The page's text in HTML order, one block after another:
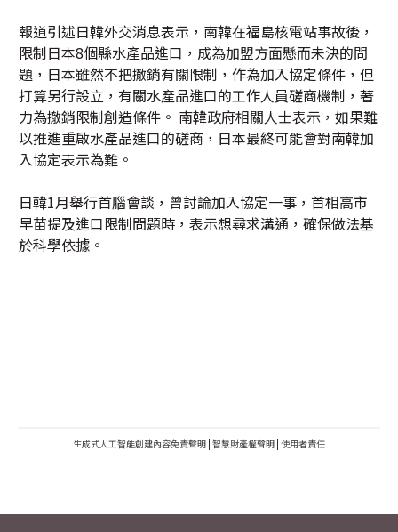
報道引述日韓外交消息表示，南韓在福島核電站事故後，
限制日本8個縣水產品進口，成為加盟方面懸而未決的問
題，日本雖然不把撤銷有關限制，作為加入協定條件，但
打算另行設立，有關水產品進口的工作人員磋商機制，著
力為撤銷限制創造條件。 南韓政府相關人士表示，如果難
以推進重啟水產品進口的磋商，日本最終可能會對南韓加
入協定表示為難。
日韓1月舉行首腦會談，曾討論加入協定一事，首相高市
早苗提及進口限制問題時，表示想尋求溝通，確保做法基
於科學依據。
生成式人工智能創建內容免責聲明 | 智慧財產權聲明 | 使用者責任